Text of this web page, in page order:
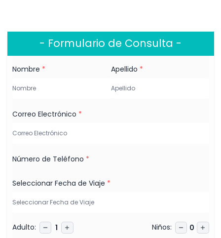
- Formulario de Consulta -
Nombre * Apellido *
Correo Electrónico *
Número de Teléfono *
Seleccionar Fecha de Viaje *
Adulto: 1 Niños: 0